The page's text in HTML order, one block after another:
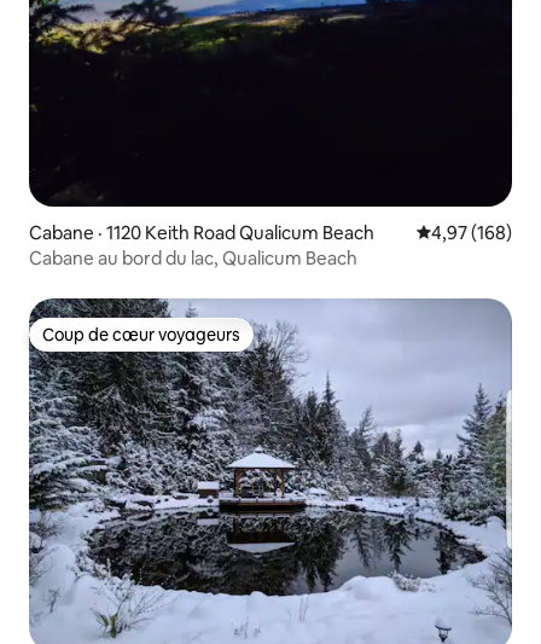
Cabane · 1120 Keith Road Qualicum Beach Note
4,97 (168)
Cabane au bord du lac, Qualicum Beach
Coup de cœur voyageurs
Coup de cœur voyageurs